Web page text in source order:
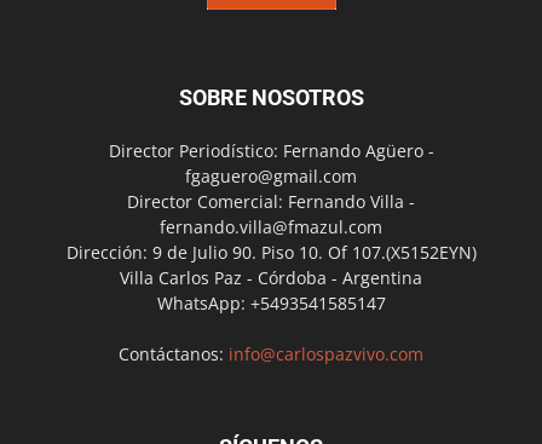
SOBRE NOSOTROS
Director Periodístico: Fernando Agüero -
fgaguero@gmail.com
Director Comercial: Fernando Villa -
fernando.villa@fmazul.com
Dirección: 9 de Julio 90. Piso 10. Of 107.(X5152EYN)
Villa Carlos Paz - Córdoba - Argentina
WhatsApp: +5493541585147
Contáctanos: info@carlospazvivo.com